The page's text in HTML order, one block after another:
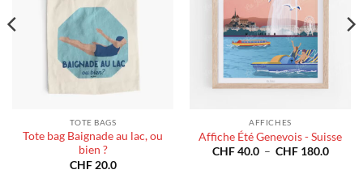
TOTE BAGS
Tote bag Baignade au lac, ou
bien ?
CHF20.0
AFFICHES
Affiche Été Genevois - Suisse
CHF40.0 – CHF180.0Plage